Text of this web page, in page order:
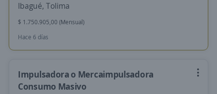
Ibagué, Tolima
$ 1.750.905,00 (Mensual)
Hace 6 días
Impulsadora o Mercaimpulsadora
Consumo Masivo